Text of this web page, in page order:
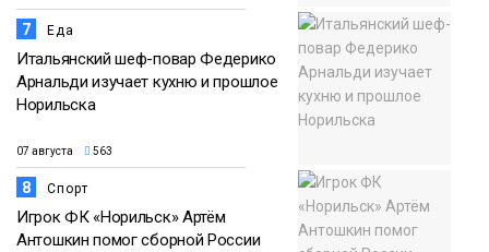
7 Еда
Итальянский шеф-повар Федерико
Арнальди изучает кухню и прошлое
Норильска
07 августа 563
8 Спорт
Игрок ФК «Норильск» Артём
Антошкин помог сборной России